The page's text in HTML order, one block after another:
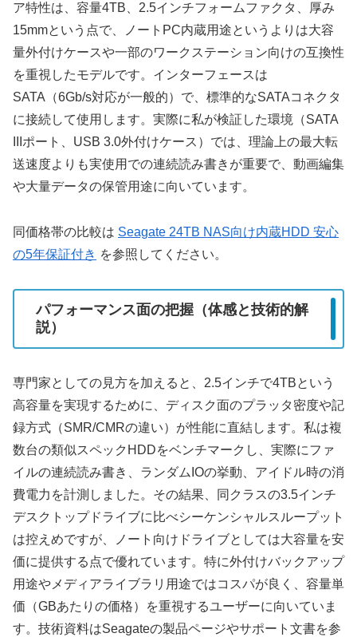
ア特性は、容量4TB、2.5インチフォームファクタ、厚み
15mmという点で、ノートPC内蔵用途というよりは大容
量外付けケースや一部のワークステーション向けの互換性
を重視したモデルです。インターフェースは
SATA（6Gb/s対応が一般的）で、標準的なSATAコネクタ
に接続して使用します。実際に私が検証した環境（SATA
IIIポート、USB 3.0外付けケース）では、理論上の最大転
送速度よりも実使用での連続読み書きが重要で、動画編集
や大量データの保管用途に向いています。
同価格帯の比較は Seagate 24TB NAS向け内蔵HDD 安心
の5年保証付き を参照してください。
パフォーマンス面の把握（体感と技術的解
説）
専門家としての見方を加えると、2.5インチで4TBという
高容量を実現するために、ディスク面のプラッタ密度や記
録方式（SMR/CMRの違い）が性能に直結します。私は複
数台の類似スペックHDDをベンチマークし、実際にファ
イルの連続読み書き、ランダムIOの挙動、アイドル時の消
費電力を計測しました。その結果、同クラスの3.5インチ
デスクトップドライブに比べシーケンシャルスループット
は控えめですが、ノート向けドライブとしては大容量を安
価に提供する点で優れています。特に外付けバックアップ
用途やメディアライブラリ用途ではコスパが良く、容量単
価（GBあたりの価格）を重視するユーザーに向いていま
す。技術資料はSeagateの製品ページやサポート文書を参